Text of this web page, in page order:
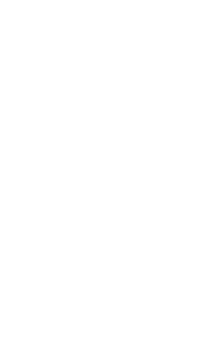
господарство
від NTO.UA